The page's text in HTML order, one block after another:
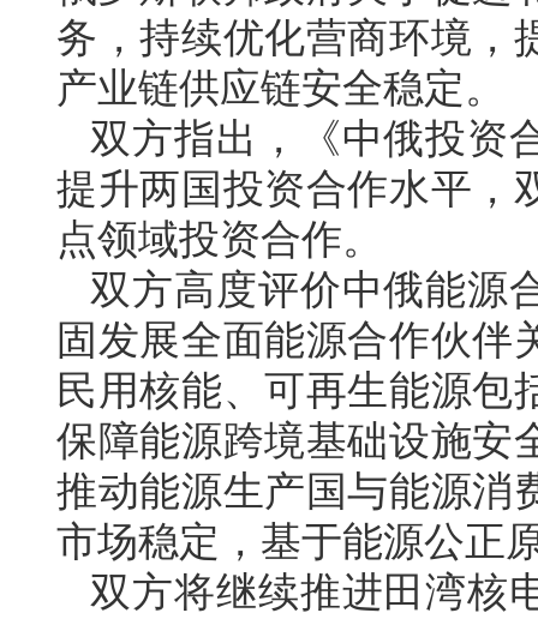
务，持续优化营商环境，
产业链供应链安全稳定。
双方指出，《中俄投资
提升两国投资合作水平，
点领域投资合作。
双方高度评价中俄能源
固发展全面能源合作伙伴
民用核能、可再生能源包
保障能源跨境基础设施安
推动能源生产国与能源消
市场稳定，基于能源公正
双方将继续推进田湾核